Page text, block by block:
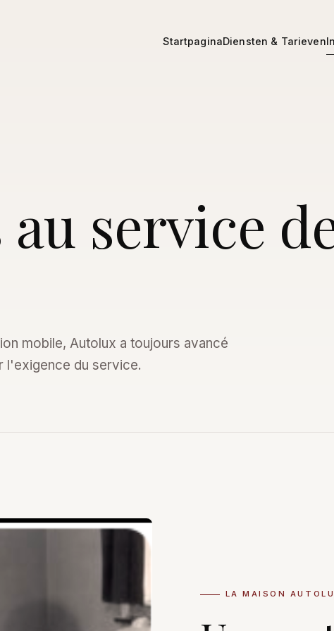
StartpaginaDiensten & Tarieven
service
mobile, Autolux a toujours avancé
l'exigence du service.
LA MAISON